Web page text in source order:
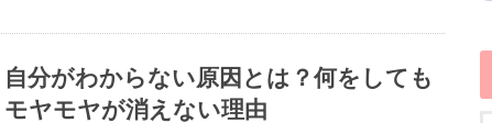
自分がわからない原因とは？何をしても
モヤモヤが消えない理由